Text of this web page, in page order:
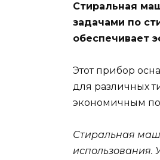
Стиральная
задачами по
обеспечивает
Этот прибор
для различных
экономичным
Стиральная
использования.